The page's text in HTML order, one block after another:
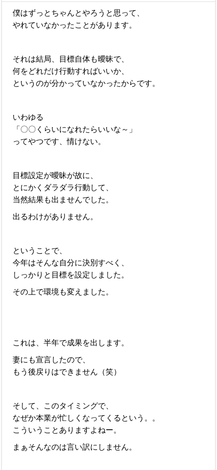
僕はずっとちゃんとやろうと思って、
やれていなかったことがあります。
それは結局、目標自体も曖昧で、
何をどれだけ行動すればいいか、
というのが分かっていなかったからです。
いわゆる
「〇〇くらいになれたらいいな～」
ってやつです、情けない。
目標設定が曖昧が故に、
とにかくダラダラ行動して、
当然結果も出ませんでした。
出るわけがありません。
ということで、
今年はそんな自分に決別すべく、
しっかりと目標を設定しました。
その上で環境も変えました。
これは、半年で成果を出します。
妻にも宣言したので、
もう後戻りはできません（笑）
そして、このタイミングで、
なぜか本業が忙しくなってくるという。。
こういうことありますよねー。
まぁそんなのは言い訳にしません。